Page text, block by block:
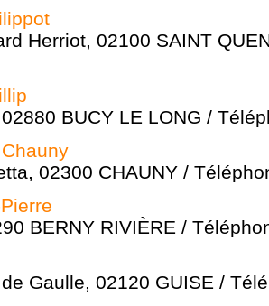
Herriot, 02100 SAINT
BUCY LE LONG /
02300 CHAUNY /
BERNY RIVIÈRE /
Gaulle, 02120 GUISE /